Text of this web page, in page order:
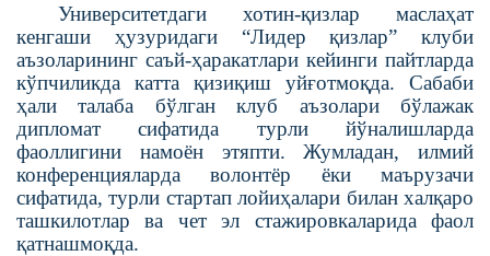
Университетдаги хотин-қизлар маслаҳат
кенгаши ҳузуридаги “Лидер қизлар” клуби
аъзоларининг саъй-ҳаракатлари кейинги пайтларда
кўпчиликда катта қизиқиш уйғотмоқда. Сабаби
ҳали талаба бўлган клуб аъзолари бўлажак
дипломат сифатида турли йўналишларда
фаоллигини намоён этяпти. Жумладан, илмий
конференцияларда волонтёр ёки маърузачи
сифатида, турли стартап лойиҳалари билан халқаро
ташкилотлар ва чет эл стажировкаларида фаол
қатнашмоқда.